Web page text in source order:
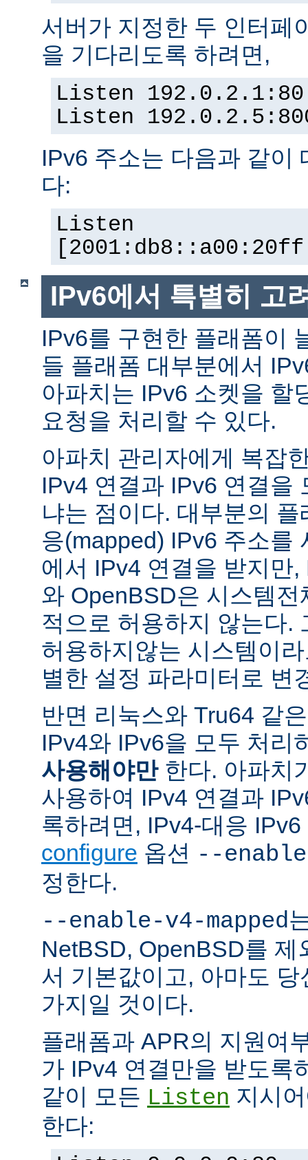
서버가 지정한 두 인터페
을 기다리도록 하려면,
Listen 192.0.2.1:80
Listen
IPv6 주소는 다음과 같이
다:
Listen
IPv6에서 특별히 고
IPv6를 구현한 플래폼이
들 플래폼 대부분에서
아파치는 IPv6 소켓을 할
요청을 처리할 수 있다.
아파치 관리자에게 복잡
IPv4 연결과 IPv6 연결을
냐는 점이다. 대부분의
응(mapped) IPv6 주소를
에서 IPv4 연결을 받지만
와 OpenBSD은 시스템
적으로 허용하지 않는다.
허용하지않는 시스템이
별한 설정 파라미터로 변
반면 리눅스와 Tru64 같
IPv4와 IPv6을 모두 처리
사용해야만한다. 아파치
사용하여 IPv4 연결과
록하려면, IPv4-대응
configure 옵션 --
정한다.
--enable-v4-mapped
NetBSD, OpenBSD를 제
서 기본값이고, 아마도
가지일 것이다.
플래폼과 APR의 지원여
가 IPv4 연결만을 받도록
같이 모든 Listen 지시
한다: